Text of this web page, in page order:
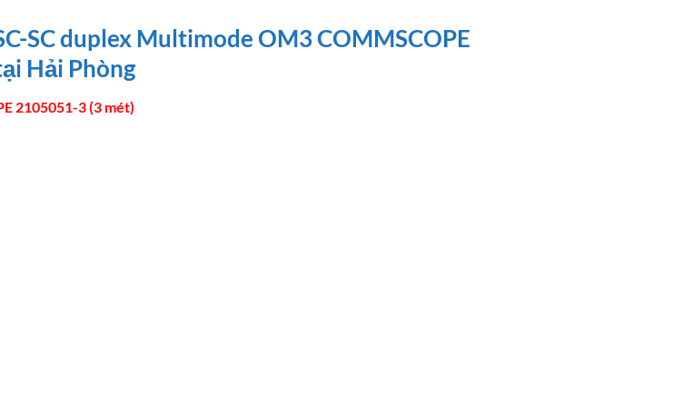
SC duplex Multimode OM3 COMMSCOPE
Hải Phòng
2105051-3 (3 mét)